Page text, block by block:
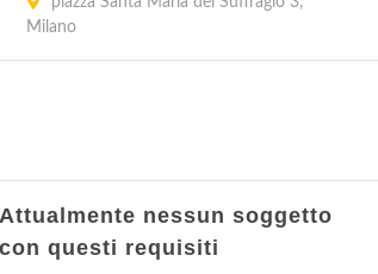
Milano
Attualmente nessun soggetto
con questi requisiti